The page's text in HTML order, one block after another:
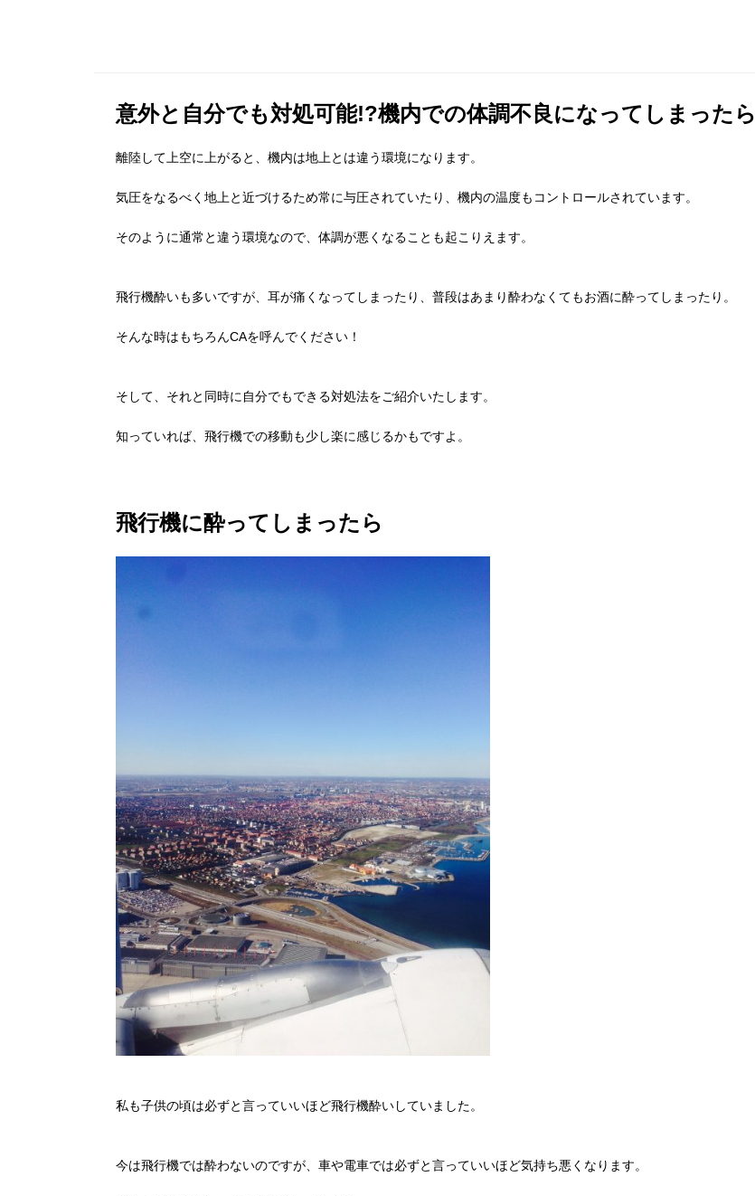
意外と自分でも対処可能!?機内での体調不良になってしまったら
離陸して上空に上がると、機内は地上とは違う環境になります。
気圧をなるべく地上と近づけるため常に与圧されていたり、機内の温度もコントロールされています。
そのように通常と違う環境なので、体調が悪くなることも起こりえます。
飛行機酔いも多いですが、耳が痛くなってしまったり、普段はあまり酔わなくてもお酒に酔ってしまったり。
そんな時はもちろんCAを呼んでください！
そして、それと同時に自分でもできる対処法をご紹介いたします。
知っていれば、飛行機での移動も少し楽に感じるかもですよ。
飛行機に酔ってしまったら
私も子供の頃は必ずと言っていいほど飛行機酔いしていました。
今は飛行機では酔わないのですが、車や電車では必ずと言っていいほど気持ち悪くなります。